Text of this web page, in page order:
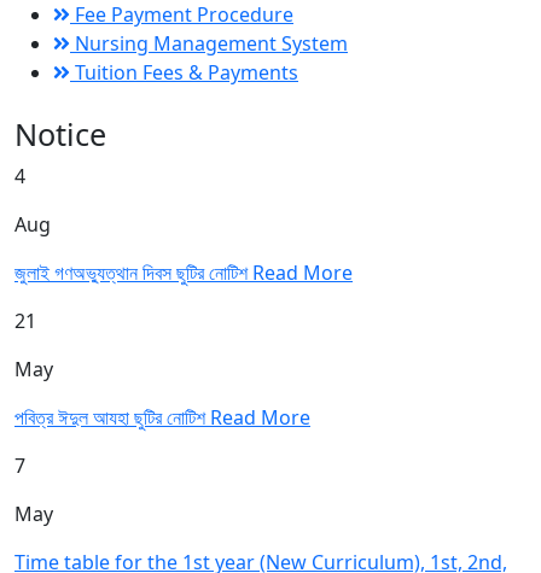
Fee Payment Procedure
Nursing Management System
Tuition Fees & Payments
Notice
4
Aug
জুলাই গণঅভ্যুত্থান দিবস ছুটির নোটিশRead More
21
May
পবিত্র ঈদুল আযহা ছুটির নোটিশRead More
7
May
Time table for the 1st year (New Curriculum), 1st, 2nd,